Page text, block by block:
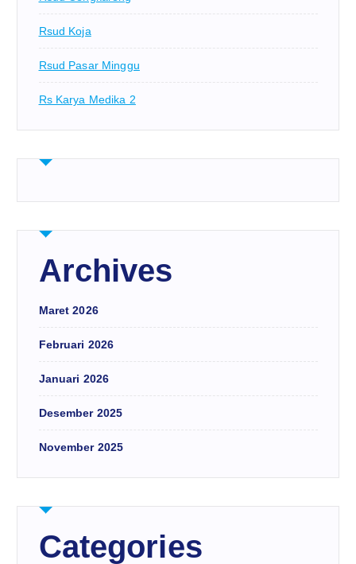
Rsud Koja
Rsud Pasar Minggu
Rs Karya Medika 2
Archives
Maret 2026
Februari 2026
Januari 2026
Desember 2025
November 2025
Categories